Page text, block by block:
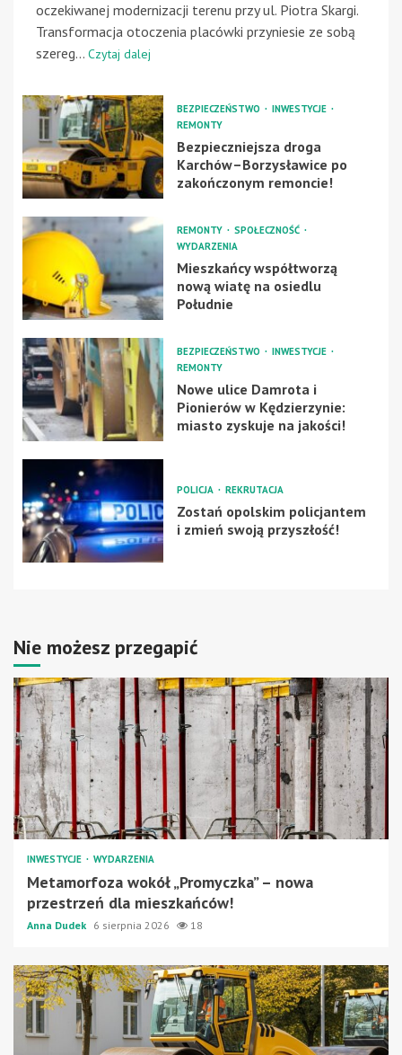
oczekiwanej modernizacji terenu przy ul. Piotra Skargi.
Transformacja otoczenia placówki przyniesie ze sobą
szereg... Czytaj dalej
BEZPIECZEŃSTWO
INWESTYCJE
REMONTY
Bezpieczniejsza droga
Karchów–Borzysławice po
zakończonym remoncie!
REMONTY
SPOŁECZNOŚĆ
WYDARZENIA
Mieszkańcy współtworzą
nową wiatę na osiedlu
Południe
BEZPIECZEŃSTWO
INWESTYCJE
REMONTY
Nowe ulice Damrota i
Pionierów w Kędzierzynie:
miasto zyskuje na jakości!
POLICJA REKRUTACJA
Zostań opolskim policjantem
i zmień swoją przyszłość!
Nie możesz przegapić
INWESTYCJE WYDARZENIA
Metamorfoza wokół „Promyczka” – nowa
przestrzeń dla mieszkańców!
Anna Dudek 6 sierpnia 2026 18